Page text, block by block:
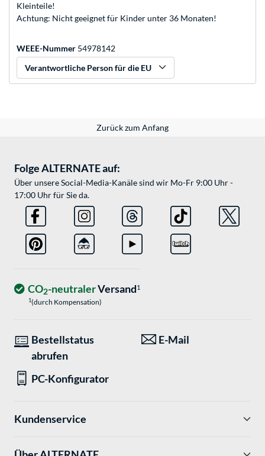
Kleinteile!
Achtung: Nicht geeignet für Kinder unter 36 Monaten!
WEEE-Nummer 54978142
Verantwortliche Person für die EU
Zurück zum Anfang
Folge ALTERNATE auf:
Über unsere Social-Media-Kanäle sind wir Mo-Fr 9:00 Uhr -
17:00 Uhr für Sie da.
CO2-neutralerVersand1
1(durch Kompensation)
Bestellstatus
abrufen
E-Mail
PC-Konfigurator
Kundenservice